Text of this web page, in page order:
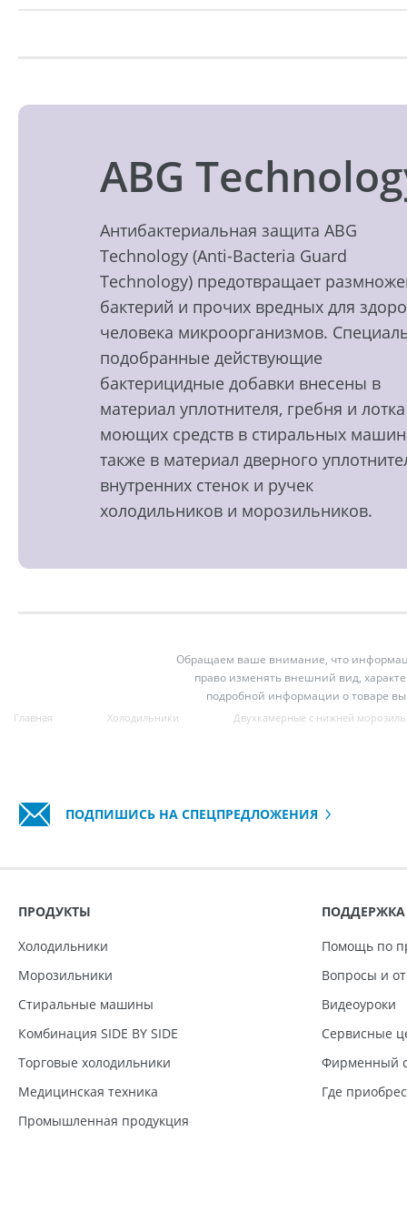
ABG
Антибактериальная защита ABG
Technology (Anti-Bacteria Guard
Technology) предотвращает
бактерий и прочих вредных для
человека микроорганизмов.
подобранные действующие
бактерицидные добавки внесены в
материал уплотнителя, гребня и
моющих средств в стиральных
также в материал дверного
внутренних стенок и ручек
холодильников и морозильников.
Обращаем ваше внимание, что
право изменять внешний вид,
подробной информации о товаре
Главная Холодильники Двухкамерные с нижней
ПОДПИШИСЬ НА СПЕЦПРЕДЛОЖЕНИЯ
ПРОДУКТЫ
Холодильники
Морозильники
Стиральные машины
Комбинация SIDE BY SIDE
Торговые холодильники
Медицинская техника
Промышленная продукция
ПОДДЕРЖКА
Помощь по
Вопросы и
Видеоуроки
Сервисные
Фирменный
Где